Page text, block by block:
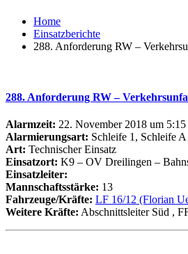
Home
Einsatzberichte
288. Anforderung RW –
288. Anforderung RW –
Alarmzeit: 22. November 2018 um
Alarmierungsart: Schleife 1, Schleife A
Art: Technischer Einsatz
Einsatzort: K9 – OV Dreilingen –
Einsatzleiter:
Mannschaftsstärke: 13
Fahrzeuge/Kräfte: LF 16/12 (Florian
Weitere Kräfte: Abschnittsleiter Süd ,